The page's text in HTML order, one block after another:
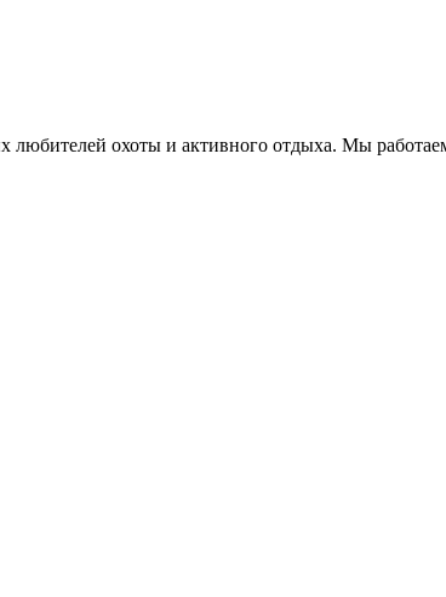
любителей охоты и активного отдыха. Мы